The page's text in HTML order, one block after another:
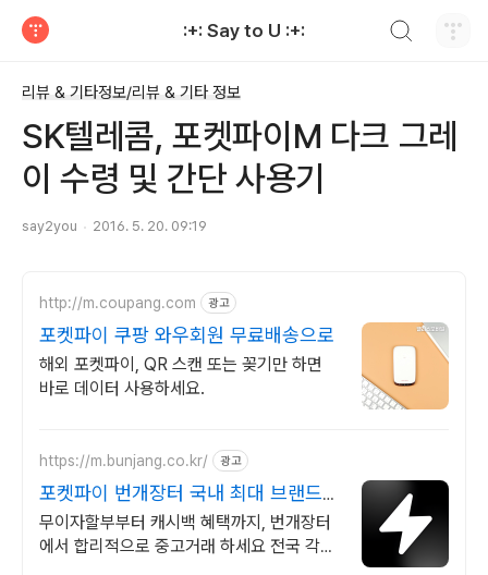
:+: Say to U :+:
리뷰 & 기타정보/리뷰 & 기타 정보
SK텔레콤, 포켓파이M 다크 그레
이 수령 및 간단 사용기
say2you 2016. 5. 20. 09:19
http://m.coupang.com 광고
포켓파이 쿠팡 와우회원 무료배송으로
해외 포켓파이, QR 스캔 또는 꽂기만 하면
바로 데이터 사용하세요.
https://m.bunjang.co.kr/ 광고
포켓파이 번개장터 국내 최대 브랜드
중고거래
무이자할부부터 캐시백 혜택까지, 번개장터
에서 합리적으로 중고거래 하세요 전국 각지